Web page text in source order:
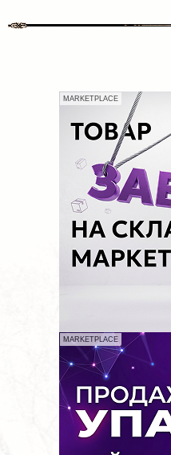
MARKETPLACE
MARKETPLACE